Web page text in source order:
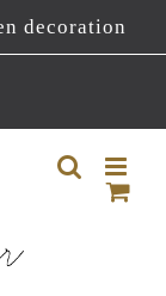
decoration